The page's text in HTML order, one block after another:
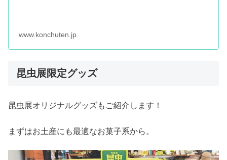
www.konchuten.jp
昆虫展限定グッズ
昆虫展オリジナルグッズもご紹介します！
まずはお土産にも最適なお菓子系から。